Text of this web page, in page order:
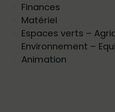
Finances
Matériel
Espaces verts –
Environnement –
Animation